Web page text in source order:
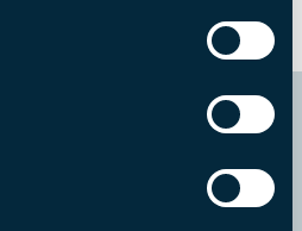
metri, il paesaggio dell'area